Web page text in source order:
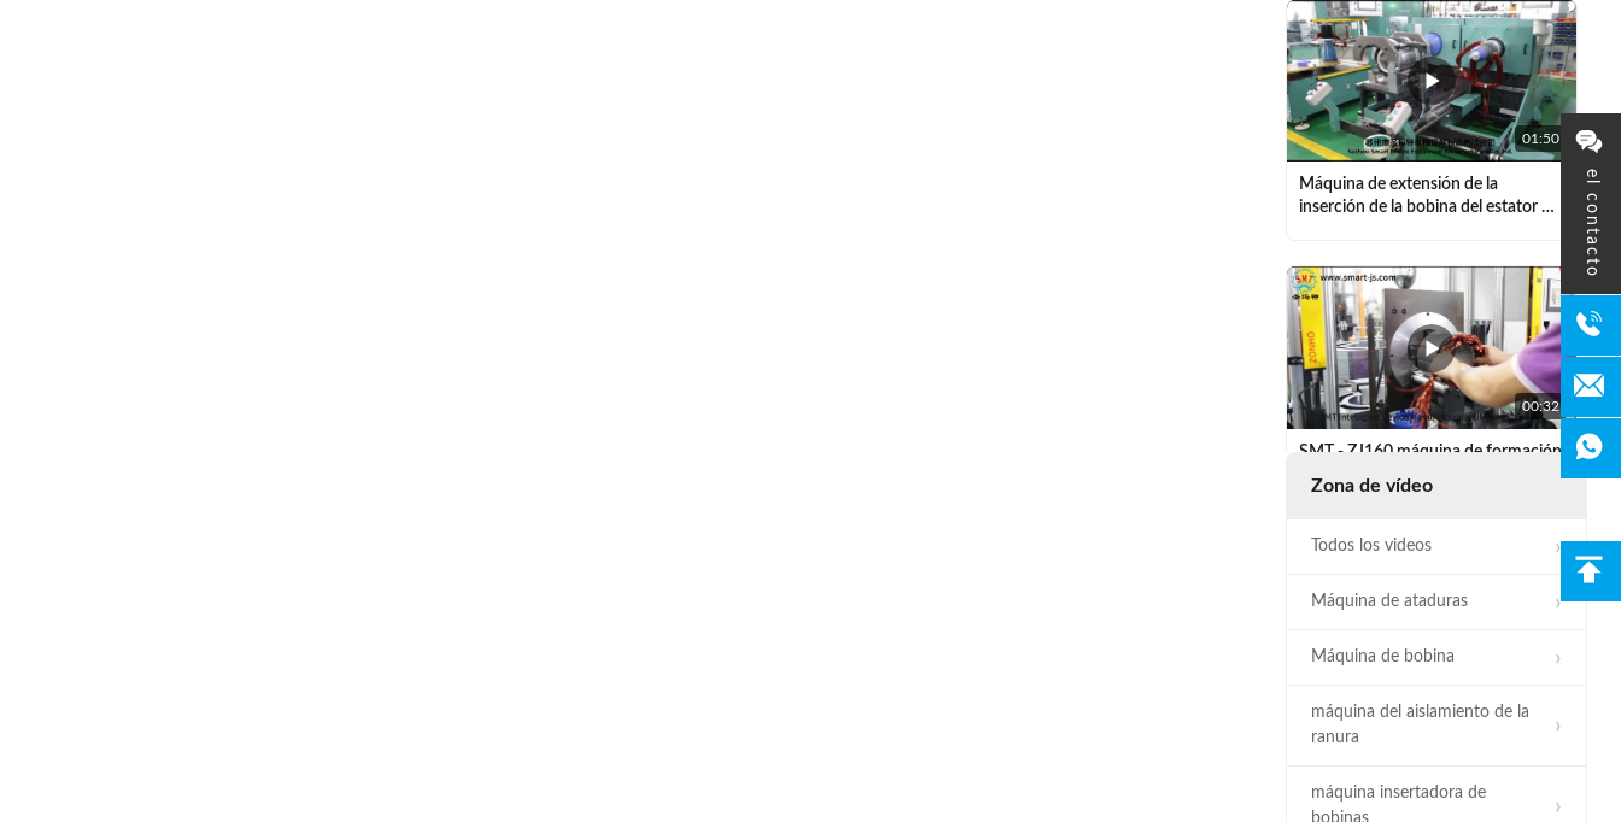
el contacto
01:50
Máquina de extensión de la
inserción de la bobina del estator del
00:32
SMT - ZJ160 máquina de formación
de bobinas sistema hidráulico
Máquina de formación de bobinas
intermedias para estator de 170-
Zona de vídeo
Todos los videos
Máquina de ataduras
Máquina de bobina
máquina del aislamiento de la
ranura
máquina insertadora de
bobinas